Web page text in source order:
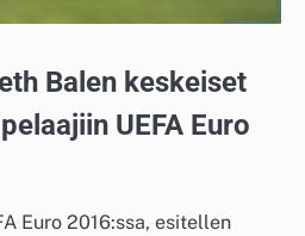
Balen keskeiset
UEFA Euro
Euro 2016:ssa, esitellen